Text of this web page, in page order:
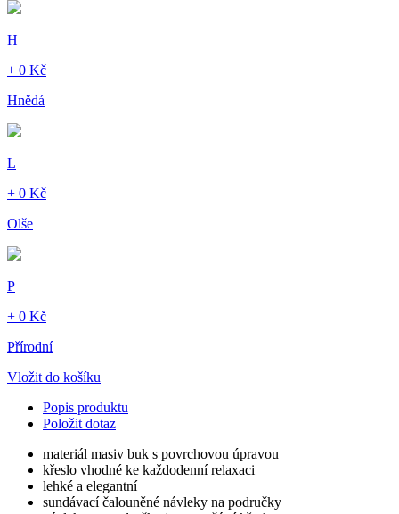
H
+ 0 Kč
Hnědá
L
+ 0 Kč
Olše
P
+ 0 Kč
Přírodní
Vložit do košíku
Popis produktu
Položit dotaz
materiál masiv buk s povrchovou úpravou
křeslo vhodné ke každodenní relaxaci
lehké a elegantní
sundávací čalouněné návleky na područky